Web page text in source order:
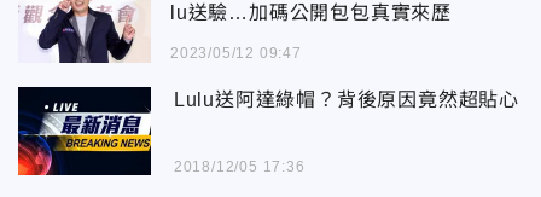
lu送驗…加碼公開包包真實來歷
2023/05/12 09:47
Lulu送阿達綠帽？背後原因竟然超貼心
2018/12/05 17:36